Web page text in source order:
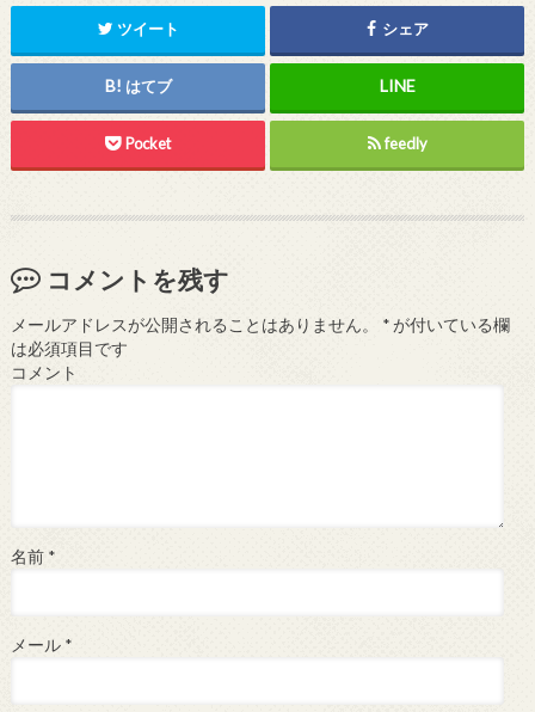
ツイート シェア
はてブ
Pocket feedly
コメントを残す
メールアドレスが公開されることはありません。 *が付いている欄
は必須項目です
コメント
名前 *
メール *